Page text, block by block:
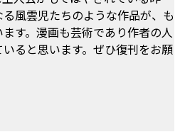
風雲児たちのような作品が、も
す。漫画も芸術であり作者の人
ると思います。ぜひ復刊をお願